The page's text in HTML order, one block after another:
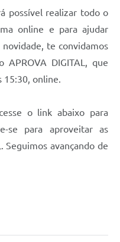
possível realizar todo o
online e para ajudar
te convidamos
DIGITAL, que
15:30, online.
o link abaixo para
se para aproveitar as
Seguimos avançando de